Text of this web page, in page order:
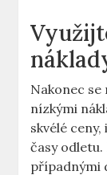
Nakonec
nízkými
skvélé
časy
případnými